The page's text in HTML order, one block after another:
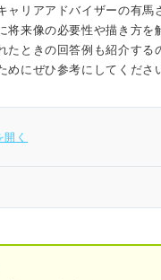
違いが含まれている場合があり
認ください。
ャリアアドバイザーの有馬
将来像の必要性や描き方を
たときの回答例も紹介する
めにぜひ参考にしてくださ
そも「将来像」とは？ まずは
味をチェックしよう